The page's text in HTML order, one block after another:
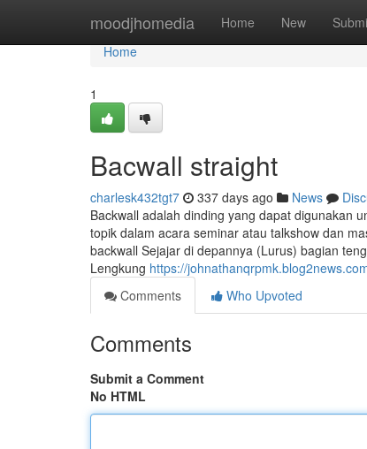
moodjhomedia Home New
Home
Home
1
Bacwall straight
charlesk432tgt7 337 days ago News
Backwall adalah dinding yang dapat digunakan
topik dalam acara seminar atau talkshow dan
backwall Sejajar di depannya (Lurus) bagian
Lengkung https://
Comments
Who Upvoted
Comments
Submit a Comment
No HTML